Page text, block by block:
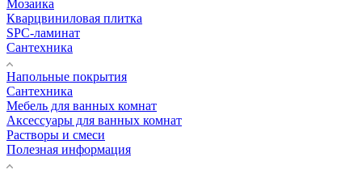
Мозаика
Кварцвиниловая плитка
SPC-ламинат
Сантехника
Напольные покрытия
Сантехника
Мебель для ванных комнат
Аксессуары для ванных комнат
Растворы и смеси
Полезная информация